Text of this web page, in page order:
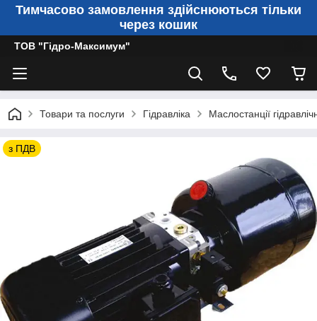
Тимчасово замовлення здійснюються тільки
через кошик
ТОВ "Гідро-Максимум"
Товари та послуги Гідравліка Маслостанції
з ПДВ